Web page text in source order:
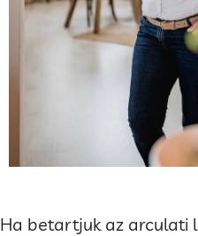
Ha betartjuk az arculati